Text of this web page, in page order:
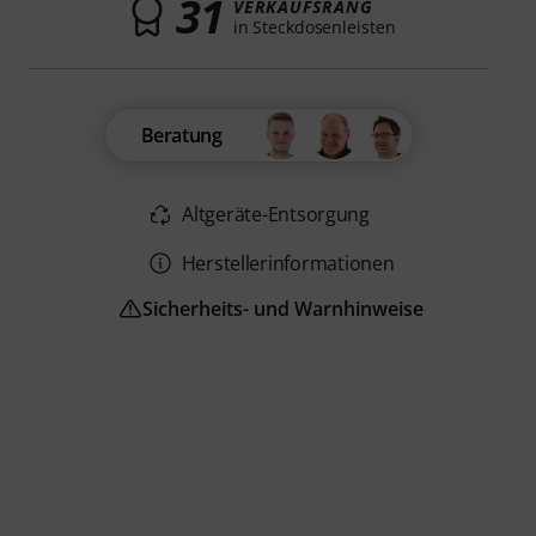
31 VERKAUFSRANG
in Steckdosenleisten
Beratung
Altgeräte-Entsorgung
Herstellerinformationen
Sicherheits- und Warnhinweise